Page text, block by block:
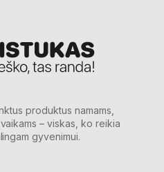
produktus namams,
– viskas, ko reikia
gyvenimui.